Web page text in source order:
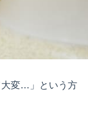
大変…」という方